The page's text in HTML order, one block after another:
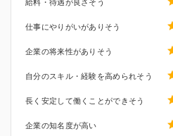
仕事にやりがいがありそう
企業の将来性がありそう
自分のスキル・経験を高められそう
長く安定して働くことができそう
企業の知名度が高い